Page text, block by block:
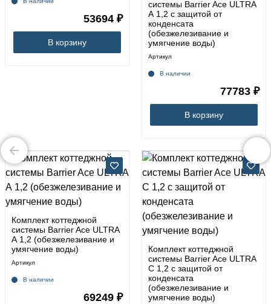
53694 ₽
В корзину
системы Barrier Ace ULTRA
А 1,2 с защитой от
конденсата
(обезжелезивание и
умягчение воды)
Артикул
В наличии
77783 ₽
В корзину
Комплект коттеджной
системы Barrier Ace ULTRA
А 1,2 (обезжелезивание и
умягчение воды)
Артикул
В наличии
69249 ₽
Комплект коттеджной
системы Barrier Ace ULTRA
C 1,2 с защитой от
конденсата
(обезжелезивание и
умягчение воды)